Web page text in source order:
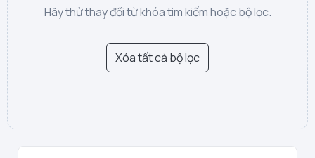
Hãy thử thay đổi từ khóa tìm kiếm hoặc bộ lọc.
Xóa tất cả bộ lọc